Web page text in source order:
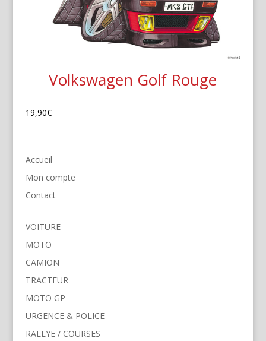
Volkswagen Golf Rouge
19,90€
Accueil
Mon compte
Contact
VOITURE
MOTO
CAMION
TRACTEUR
MOTO GP
URGENCE & POLICE
RALLYE / COURSES